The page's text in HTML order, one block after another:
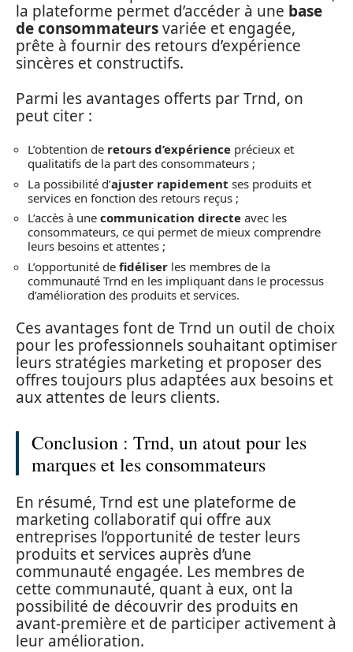
la plateforme permet d’accéder à une base
de consommateursvariée et engagée,
prête à fournir des retours d’expérience
sincères et constructifs.
Parmi les avantages offerts par Trnd, on
peut citer :
L’obtention de retours d’expérience précieux et
qualitatifs de la part des consommateurs ;
La possibilité d’ajuster rapidement ses produits et
services en fonction des retours reçus ;
L’accès à une communication directe avec les
consommateurs, ce qui permet de mieux comprendre
leurs besoins et attentes ;
L’opportunité de fidéliser les membres de la
communauté Trnd en les impliquant dans le processus
d’amélioration des produits et services.
Ces avantages font de Trnd un outil de choix
pour les professionnels souhaitant optimiser
leurs stratégies marketing et proposer des
offres toujours plus adaptées aux besoins et
aux attentes de leurs clients.
Conclusion : Trnd, un atout pour les
marques et les consommateurs
En résumé, Trnd est une plateforme de
marketing collaboratif qui offre aux
entreprises l’opportunité de tester leurs
produits et services auprès d’une
communauté engagée. Les membres de
cette communauté, quant à eux, ont la
possibilité de découvrir des produits en
avant-première et de participer activement à
leur amélioration.